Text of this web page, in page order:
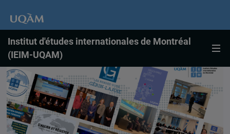
Institut d'études internationales de Montréal
(IEIM-UQAM)